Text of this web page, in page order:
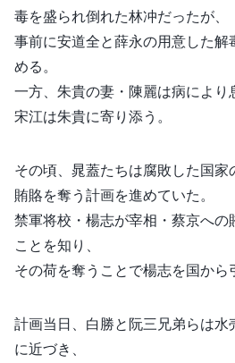
毒を盛られ倒れた林冲だったが、
事前に安道全と薛永の用意した解
める。
一方、朱貴の妻・陳麗は病により
宋江は朱貴に寄り添う。
その頃、晁蓋たちは腐敗した国家
賄賂を奪う計画を進めていた。
禁軍将校・楊志が宰相・蔡京への
ことを知り、
その荷を奪うことで楊志を国から
計画当日、白勝と阮三兄弟らは水
に近づき、